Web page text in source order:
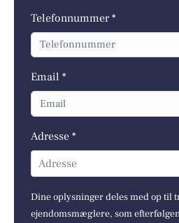
Telefonnummer *
Email *
Adresse *
Adresse
Dine oplysninger deles med op til
ejendomsmæglere, som